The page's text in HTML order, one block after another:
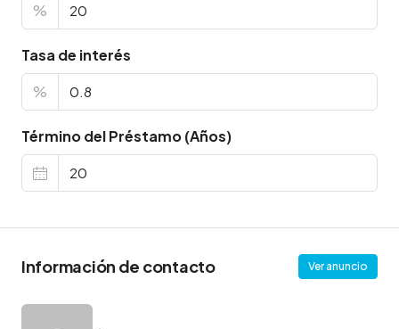
%
Tasa de interés
%
Término del Préstamo (Años)
Información de contacto Ver anuncio